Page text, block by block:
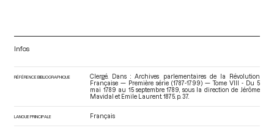
Infos
RÉFÉRENCE BIBLIOGRAPHIQUE
Clergé. Dans : Archives parlementaires de la Révolution
Française — Première série (1787-1799) — Tome VIII - Du 5
mai 1789 au 15 septembre 1789 , sous la direction de Jérôme
Mavidal et Emile Laurent. 1875. p. 37.
LANGUE PRINCIPALE Français